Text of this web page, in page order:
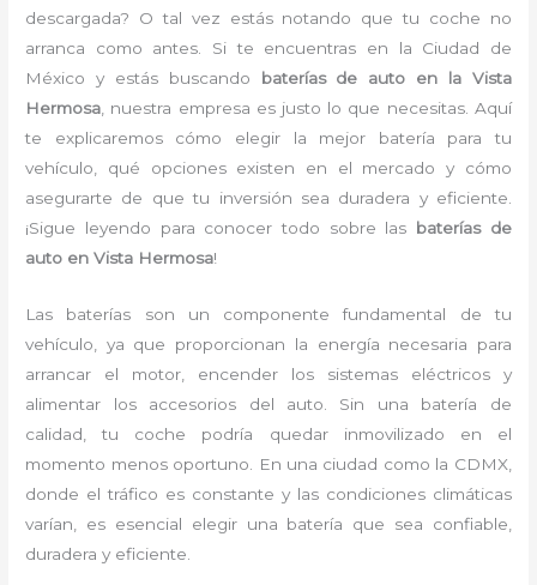
descargada? O tal vez estás notando que tu coche no
arranca como antes. Si te encuentras en la Ciudad de
México y estás buscando baterías de auto en la Vista
Hermosa, nuestra empresa es justo lo que necesitas. Aquí
te explicaremos cómo elegir la mejor batería para tu
vehículo, qué opciones existen en el mercado y cómo
asegurarte de que tu inversión sea duradera y eficiente.
¡Sigue leyendo para conocer todo sobre las baterías de
auto en Vista Hermosa!
Las baterías son un componente fundamental de tu
vehículo, ya que proporcionan la energía necesaria para
arrancar el motor, encender los sistemas eléctricos y
alimentar los accesorios del auto. Sin una batería de
calidad, tu coche podría quedar inmovilizado en el
momento menos oportuno. En una ciudad como la CDMX,
donde el tráfico es constante y las condiciones climáticas
varían, es esencial elegir una batería que sea confiable,
duradera y eficiente.